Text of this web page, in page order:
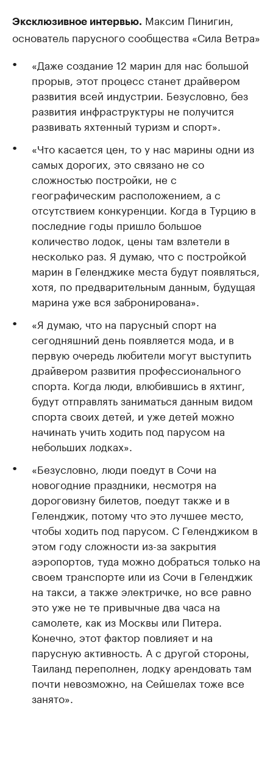
Эксклюзивное интервью. Максим Пинигин,
основатель парусного сообщества «Сила Ветра»
«Даже создание 12 марин для нас большой
прорыв, этот процесс станет драйвером
развития всей индустрии. Безусловно, без
развития инфраструктуры не получится
развивать яхтенный туризм и спорт».
«Что касается цен, то у нас марины одни из
самых дорогих, это связано не со
сложностью постройки, не с
географическим расположением, а с
отсутствием конкуренции. Когда в Турцию в
последние годы пришло большое
количество лодок, цены там взлетели в
несколько раз. Я думаю, что с постройкой
марин в Геленджике места будут появляться,
хотя, по предварительным данным, будущая
марина уже вся забронирована».
«Я думаю, что на парусный спорт на
сегодняшний день появляется мода, и в
первую очередь любители могут выступить
драйвером развития профессионального
спорта. Когда люди, влюбившись в яхтинг,
будут отправлять заниматься данным видом
спорта своих детей, и уже детей можно
начинать учить ходить под парусом на
небольших лодках».
«Безусловно, люди поедут в Сочи на
новогодние праздники, несмотря на
дороговизну билетов, поедут также и в
Геленджик, потому что это лучшее место,
чтобы ходить под парусом. С Геленджиком в
этом году сложности из-за закрытия
аэропортов, туда можно добраться только на
своем транспорте или из Сочи в Геленджик
на такси, а также электричке, но все равно
это уже не те привычные два часа на
самолете, как из Москвы или Питера.
Конечно, этот фактор повлияет и на
парусную активность. А с другой стороны,
Таиланд переполнен, лодку арендовать там
почти невозможно, на Сейшелах тоже все
занято».